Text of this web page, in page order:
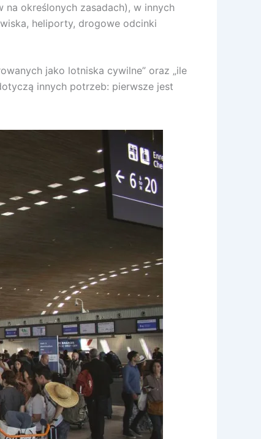
określonych zasadach), w innych
heliporty, drogowe odcinki
jako lotniska cywilne” oraz „ile
innych potrzeb: pierwsze jest